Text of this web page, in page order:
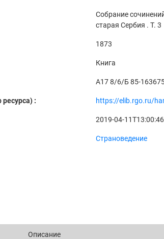
Собрание
старая Сербия . Т. 3
1873
Книга
A17 8/6/Б 85-
: https://elib.rgo.ru/
2019-04-
Страноведение
Описание